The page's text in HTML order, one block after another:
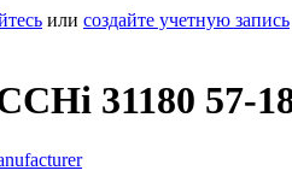
или создайте учетную запись
31180 57-